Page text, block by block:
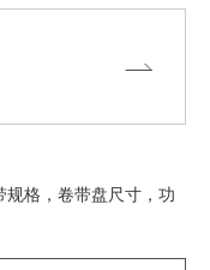
格，卷带盘尺寸，功